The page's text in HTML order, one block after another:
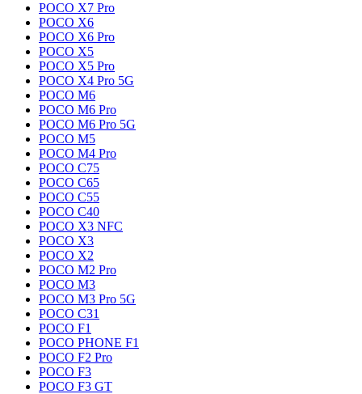
POCO X7 Pro
POCO X6
POCO X6 Pro
POCO X5
POCO X5 Pro
POCO X4 Pro 5G
POCO M6
POCO M6 Pro
POCO M6 Pro 5G
POCO M5
POCO M4 Pro
POCO C75
POCO C65
POCO C55
POCO C40
POCO X3 NFC
POCO X3
POCO X2
POCO M2 Pro
POCO M3
POCO M3 Pro 5G
POCO C31
POCO F1
POCO PHONE F1
POCO F2 Pro
POCO F3
POCO F3 GT